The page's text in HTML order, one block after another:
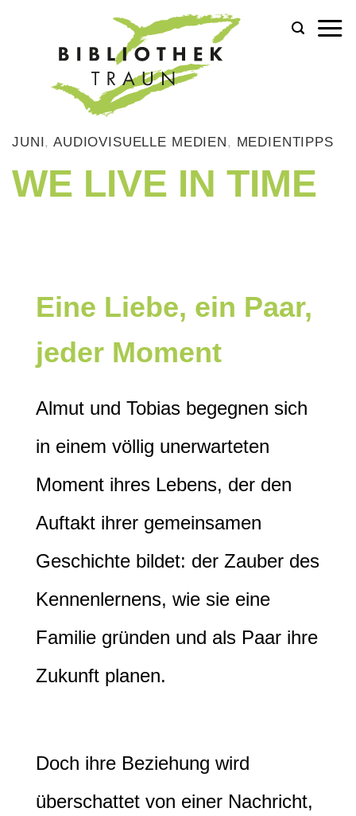
JUNI,AUDIOVISUELLE MEDIEN, MEDIENTIPPS
WE LIVE IN TIME
Eine Liebe, ein Paar,
jeder Moment
Almut und Tobias begegnen sich
in einem völlig unerwarteten
Moment ihres Lebens, der den
Auftakt ihrer gemeinsamen
Geschichte bildet: der Zauber des
Kennenlernens, wie sie eine
Familie gründen und als Paar ihre
Zukunft planen.
Doch ihre Beziehung wird
überschattet von einer Nachricht,